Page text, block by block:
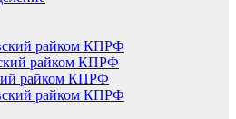
райком КПРФ
райком КПРФ
райком КПРФ
райком КПРФ